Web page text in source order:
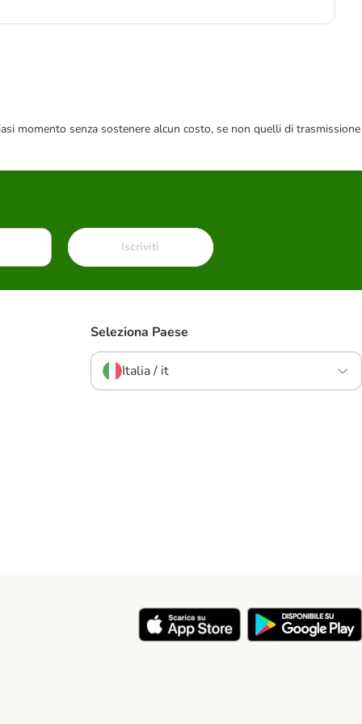
momento senza sostenere alcun costo, se non quelli di trasmissione
Iscriviti
Seleziona Paese
Italia / it